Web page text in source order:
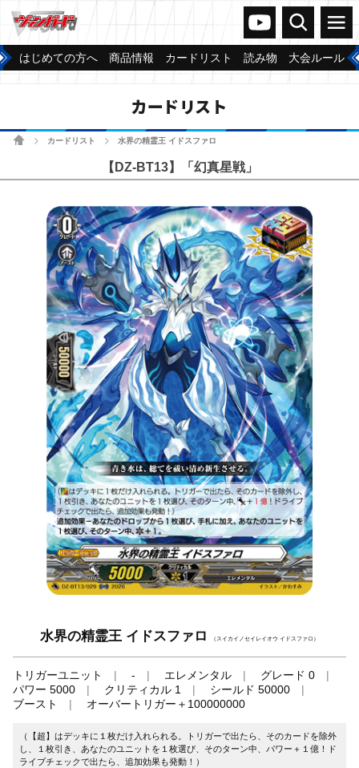
ヴァンガードch
検索 メニュー
はじめての方へ 商品情報 カードリスト 読み物 大会ルール
カードリスト
ホームカードリスト 水界の精霊王 イドスファロ
【DZ-BT13】「幻真星戦」
水界の精霊王 イドスファロ （スイカイノセイレイオウ イドスファロ）
トリガーユニット - エレメンタル
グレード 0
パワー 5000
クリティカル 1
シールド 50000
ブースト
オーバートリガー＋100000000
（【超】はデッキに１枚だけ入れられる。トリガーで出たら、そのカードを除外
し、１枚引き、あなたのユニットを１枚選び、そのターン中、パワー＋１億！ド
ライブチェックで出たら、追加効果も発動！）